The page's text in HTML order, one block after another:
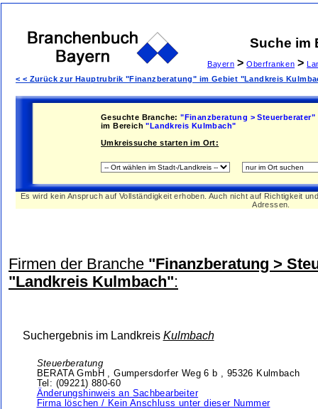
Suche im
Bayern > Oberfranken >
< < Zurück zur Hauptrubrik "Finanzberatung" im Gebiet "Landkreis
Gesuchte Branche: "Finanzberatung > Steuerberater"
im Bereich "Landkreis Kulmbach"
Umkreissuche starten im Ort:
Es wird kein Anspruch auf Vollständigkeit erhoben. Auch nicht auf Richtigkeit
Adressen.
Firmen der Branche "Finanzberatung >
"Landkreis Kulmbach":
Suchergebnis im Landkreis Kulmbach
Steuerberatung
BERATA GmbH ,Gumpersdorfer Weg 6 b , 95326 Kulmbach
Tel: (09221) 880-60
Änderungshinweis an Sachbearbeiter
Firma löschen / Kein Anschluss unter dieser Nummer